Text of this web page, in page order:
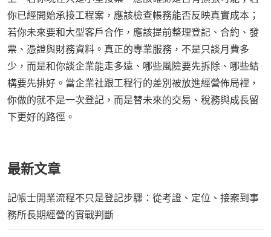
你已經開始承接工程案，應該檢查帳務能否反映真實成本；
若你未來要和大型客戶合作，應該提前整理登記、合約、發
票、憑證與財務資料。真正的專業服務，不是只談月費多
少，而是和你談企業能走多遠、哪些風險要先拆除、哪些結
構要先排好。當企業社跟工程行的差別被放進經營佈局裡，
你做的就不是一次登記，而是替未來的交易、稅務與成長留
下更好的路徑。
最新文章
記帳士開業流程不只是登記步驟：從考證、定位、接案到事
務所長期經營的實戰判斷